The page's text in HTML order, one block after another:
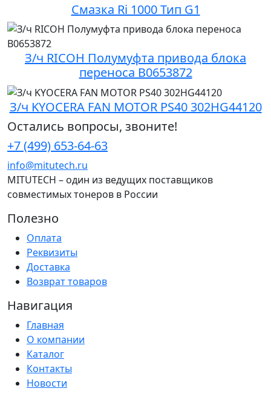
Смазка Ri 1000 Тип G1
З/ч RICOH Полумуфта привода блока
переноса B0653872
З/ч KYOCERA FAN MOTOR PS40 302HG44120
Остались вопросы, звоните!
+7 (499) 653-64-63
info@mitutech.ru
MITUTECH – один из ведущих поставщиков
совместимых тонеров в России
Полезно
Оплата
Реквизиты
Доставка
Возврат товаров
Навигация
Главная
О компании
Каталог
Контакты
Новости